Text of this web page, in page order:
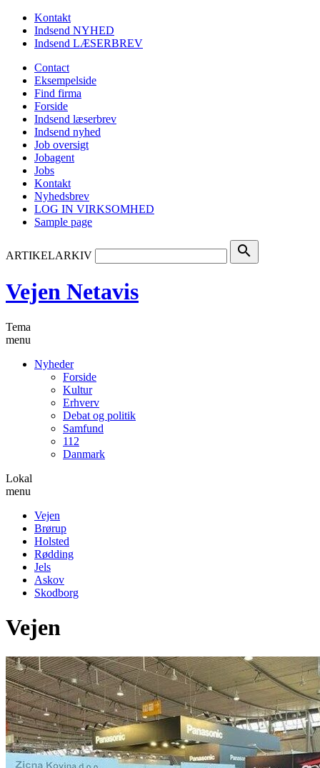
Kontakt
Indsend NYHED
Indsend LÆSERBREV
Contact
Eksempelside
Find firma
Forside
Indsend læserbrev
Indsend nyhed
Job oversigt
Jobagent
Jobs
Kontakt
Nyhedsbrev
LOG IN VIRKSOMHED
Sample page
ARTIKELARKIV search
Vejen Netavis
Tema
menu
Nyheder
Forside
Kultur
Erhverv
Debat og politik
Samfund
112
Danmark
Lokal
menu
Vejen
Brørup
Holsted
Rødding
Jels
Askov
Skodborg
Vejen